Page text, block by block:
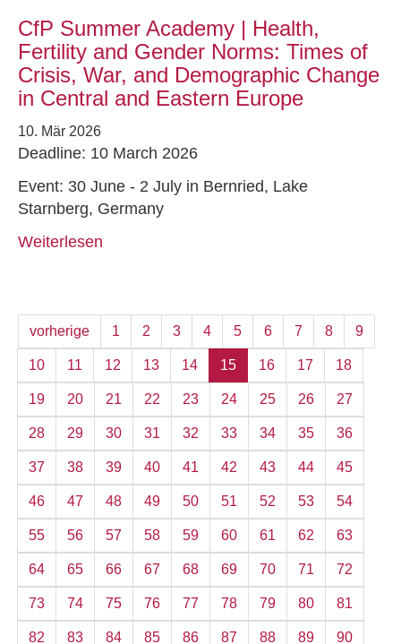
CfP Summer Academy | Health,
Fertility and Gender Norms: Times of
Crisis, War, and Demographic Change
in Central and Eastern Europe
10. Mär 2026
Deadline: 10 March 2026
Event: 30 June - 2 July in Bernried, Lake
Starnberg, Germany
Weiterlesen
vorherige 1 2 3 4 5 6 7 8 9
10 11 12 13 14 15 16 17 18
19 20 21 22 23 24 25 26 27
28 29 30 31 32 33 34 35 36
37 38 39 40 41 42 43 44 45
46 47 48 49 50 51 52 53 54
55 56 57 58 59 60 61 62 63
64 65 66 67 68 69 70 71 72
73 74 75 76 77 78 79 80 81
82 83 84 85 86 87 88 89 90